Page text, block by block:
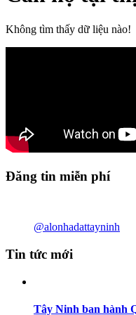
Không tìm thấy dữ liệu nào!
Đăng tin miễn phí
@alonhadattayninh
Tin tức mới
Tây Ninh ban hành